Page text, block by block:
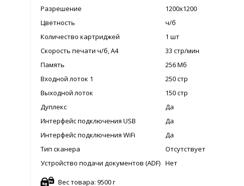
Разрешение
1200x1200
Цветность
ч/б
Количество картриджей
1 шт
Скорость печати ч/б, A4
33 стр/мин
Память
256 Мб
Входной лоток 1
250 стр
Выходной лоток
150 стр
Дуплекс
Да
Интерфейс подключения USB
Да
Интерфейс подключения WiFi
Да
Тип сканера
Отсутствует
Устройство подачи документов (ADF) Нет
Вес товара: 9500 г